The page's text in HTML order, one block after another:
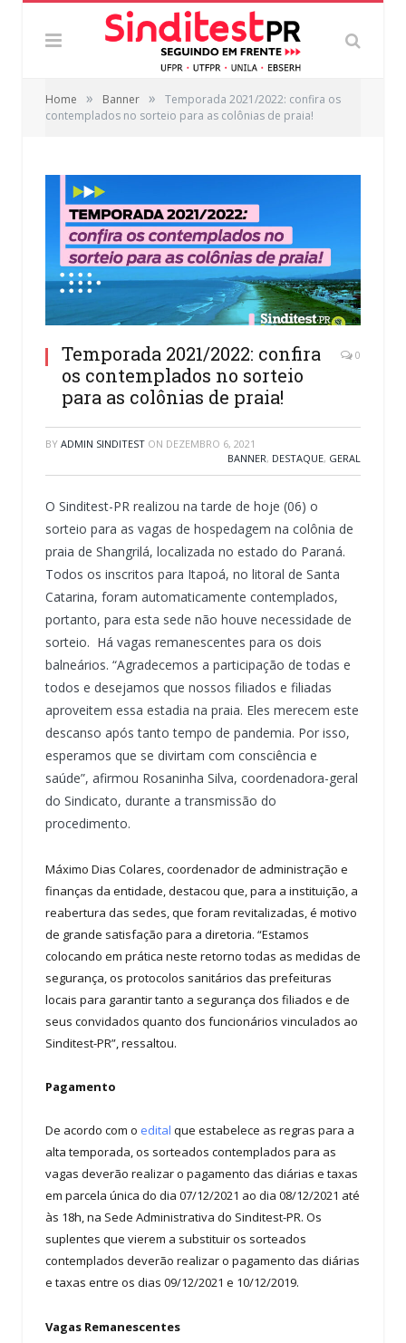
Home » Banner »
Temporada 2021/2022: confira os
contemplados no sorteio para as colônias de praia!
Temporada 2021/2022: confira
os contemplados no sorteio
para as colônias de praia!
0
BY ADMIN SINDITEST ON DEZEMBRO 6, 2021
BANNER, DESTAQUE, GERAL
O Sinditest-PR realizou na tarde de hoje (06) o
sorteio para as vagas de hospedagem na colônia de
praia de Shangrilá, localizada no estado do Paraná.
Todos os inscritos para Itapoá, no litoral de Santa
Catarina, foram automaticamente contemplados,
portanto, para esta sede não houve necessidade de
sorteio. Há vagas remanescentes para os dois
balneários. “Agradecemos a participação de todas e
todos e desejamos que nossos filiados e filiadas
aproveitem essa estadia na praia. Eles merecem este
descanso após tanto tempo de pandemia. Por isso,
esperamos que se divirtam com consciência e
saúde”, afirmou Rosaninha Silva, coordenadora-geral
do Sindicato, durante a transmissão do
procedimento.
Máximo Dias Colares, coordenador de administração e
finanças da entidade, destacou que, para a instituição, a
reabertura das sedes, que foram revitalizadas, é motivo
de grande satisfação para a diretoria. “Estamos
colocando em prática neste retorno todas as medidas de
segurança, os protocolos sanitários das prefeituras
locais para garantir tanto a segurança dos filiados e de
seus convidados quanto dos funcionários vinculados ao
Sinditest-PR”, ressaltou.
Pagamento
De acordo com o edital que estabelece as regras para a
alta temporada, os sorteados contemplados para as
vagas deverão realizar o pagamento das diárias e taxas
em parcela única do dia 07/12/2021 ao dia 08/12/2021 até
às 18h, na Sede Administrativa do Sinditest-PR. Os
suplentes que vierem a substituir os sorteados
contemplados deverão realizar o pagamento das diárias
e taxas entre os dias 09/12/2021 e 10/12/2019.
Vagas Remanescentes